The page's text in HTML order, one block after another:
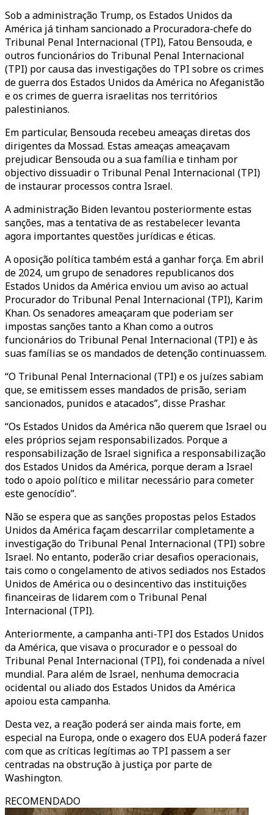
Sob a administração Trump, os Estados Unidos da
América já tinham sancionado a Procuradora-chefe do
Tribunal Penal Internacional (TPI), Fatou Bensouda, e
outros funcionários do Tribunal Penal Internacional
(TPI) por causa das investigações do TPI sobre os crimes
de guerra dos Estados Unidos da América no Afeganistão
e os crimes de guerra israelitas nos territórios
palestinianos.
Em particular, Bensouda recebeu ameaças diretas dos
dirigentes da Mossad. Estas ameaças ameaçavam
prejudicar Bensouda ou a sua família e tinham por
objectivo dissuadir o Tribunal Penal Internacional (TPI)
de instaurar processos contra Israel.
A administração Biden levantou posteriormente estas
sanções, mas a tentativa de as restabelecer levanta
agora importantes questões jurídicas e éticas.
A oposição política também está a ganhar força. Em abril
de 2024, um grupo de senadores republicanos dos
Estados Unidos da América enviou um aviso ao actual
Procurador do Tribunal Penal Internacional (TPI), Karim
Khan. Os senadores ameaçaram que poderiam ser
impostas sanções tanto a Khan como a outros
funcionários do Tribunal Penal Internacional (TPI) e às
suas famílias se os mandados de detenção continuassem.
“O Tribunal Penal Internacional (TPI) e os juízes sabiam
que, se emitissem esses mandados de prisão, seriam
sancionados, punidos e atacados”, disse Prashar.
“Os Estados Unidos da América não querem que Israel ou
eles próprios sejam responsabilizados. Porque a
responsabilização de Israel significa a responsabilização
dos Estados Unidos da América, porque deram a Israel
todo o apoio político e militar necessário para cometer
este genocídio”.
Não se espera que as sanções propostas pelos Estados
Unidos da América façam descarrilar completamente a
investigação do Tribunal Penal Internacional (TPI) sobre
Israel. No entanto, poderão criar desafios operacionais,
tais como o congelamento de ativos sediados nos Estados
Unidos de América ou o desincentivo das instituições
financeiras de lidarem com o Tribunal Penal
Internacional (TPI).
Anteriormente, a campanha anti-TPI dos Estados Unidos
da América, que visava o procurador e o pessoal do
Tribunal Penal Internacional (TPI), foi condenada a nível
mundial. Para além de Israel, nenhuma democracia
ocidental ou aliado dos Estados Unidos da América
apoiou esta campanha.
Desta vez, a reação poderá ser ainda mais forte, em
especial na Europa, onde o exagero dos EUA poderá fazer
com que as críticas legítimas ao TPI passem a ser
centradas na obstrução à justiça por parte de
Washington.
RECOMENDADO